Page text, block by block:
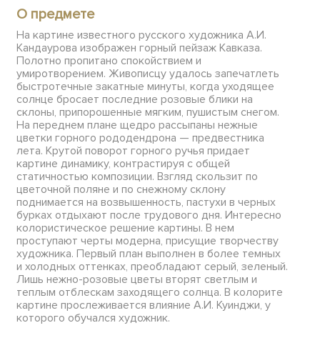
О предмете
На картине известного русского художника А.И.
Кандаурова изображен горный пейзаж Кавказа.
Полотно пропитано спокойствием и
умиротворением. Живописцу удалось запечатлеть
быстротечные закатные минуты, когда уходящее
солнце бросает последние розовые блики на
склоны, припорошенные мягким, пушистым снегом.
На переднем плане щедро рассыпаны нежные
цветки горного рододендрона — предвестника
лета. Крутой поворот горного ручья придает
картине динамику, контрастируя с общей
статичностью композиции. Взгляд скользит по
цветочной поляне и по снежному склону
поднимается на возвышенность, пастухи в черных
бурках отдыхают после трудового дня. Интересно
колористическое решение картины. В нем
проступают черты модерна, присущие творчеству
художника. Первый план выполнен в более темных
и холодных оттенках, преобладают серый, зеленый.
Лишь нежно-розовые цветы вторят светлым и
теплым отблескам заходящего солнца. В колорите
картине прослеживается влияние А.И. Куинджи, у
которого обучался художник.